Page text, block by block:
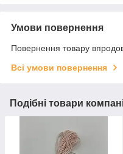
Умови повернення
Повернення товару
Всі умови повернення
Подібні товари